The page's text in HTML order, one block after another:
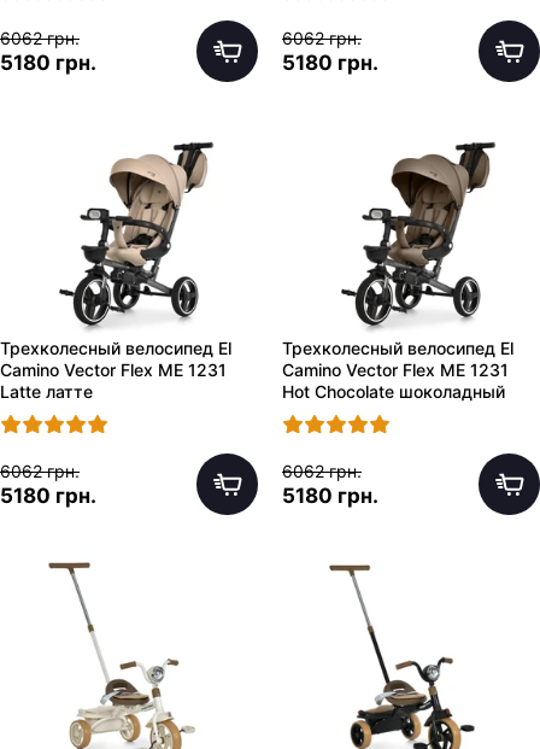
6062 грн.
5180 грн.
6062 грн.
5180 грн.
Трехколесный велосипед El
Camino Vector Flex ME 1231
Latte латте
6062 грн.
5180 грн.
Трехколесный велосипед El
Camino Vector Flex ME 1231
Hot Chocolate шоколадный
6062 грн.
5180 грн.